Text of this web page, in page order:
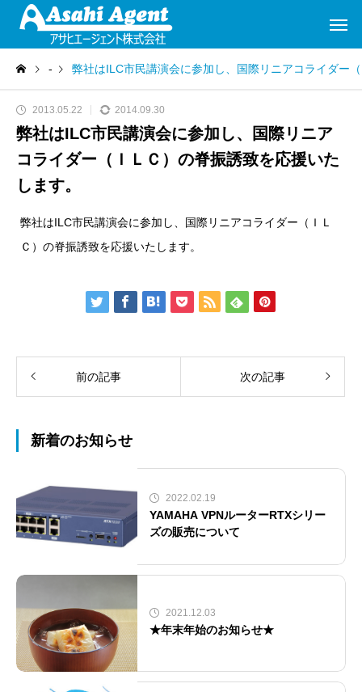
- 弊社はILC市民講演会に参加し、国際リニアコライダー
2013.05.22 2014.09.30
弊社はILC市民講演会に参加し、国際リニア
コライダー（ＩＬＣ）の脊振誘致を応援いた
します。
弊社はILC市民講演会に参加し、国際リニアコライダー（ＩＬ
Ｃ）の脊振誘致を応援いたします。
前の記事 次の記事
新着のお知らせ
2022.02.19
YAMAHA VPNルーターRTXシリー
ズの販売について
2021.12.03
★年末年始のお知らせ★